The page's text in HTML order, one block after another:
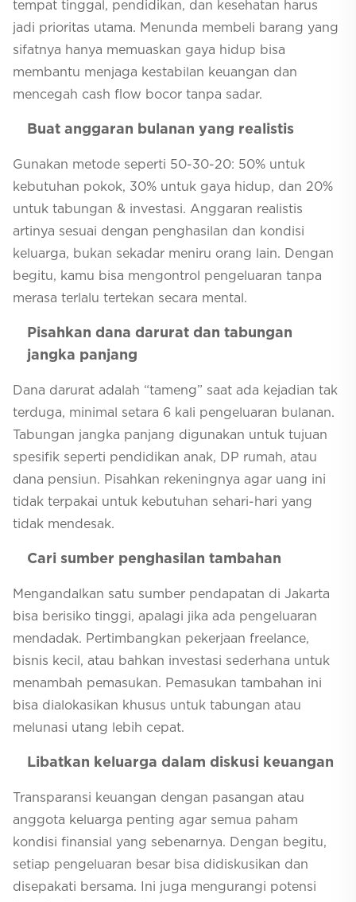
tempat tinggal, pendidikan, dan kesehatan harus
jadi prioritas utama. Menunda membeli barang yang
sifatnya hanya memuaskan gaya hidup bisa
membantu menjaga kestabilan keuangan dan
mencegah cash flow bocor tanpa sadar.
Buat anggaran bulanan yang realistis
Gunakan metode seperti 50-30-20: 50% untuk
kebutuhan pokok, 30% untuk gaya hidup, dan 20%
untuk tabungan & investasi. Anggaran realistis
artinya sesuai dengan penghasilan dan kondisi
keluarga, bukan sekadar meniru orang lain. Dengan
begitu, kamu bisa mengontrol pengeluaran tanpa
merasa terlalu tertekan secara mental.
Pisahkan dana darurat dan tabungan
jangka panjang
Dana darurat adalah “tameng” saat ada kejadian tak
terduga, minimal setara 6 kali pengeluaran bulanan.
Tabungan jangka panjang digunakan untuk tujuan
spesifik seperti pendidikan anak, DP rumah, atau
dana pensiun. Pisahkan rekeningnya agar uang ini
tidak terpakai untuk kebutuhan sehari-hari yang
tidak mendesak.
Cari sumber penghasilan tambahan
Mengandalkan satu sumber pendapatan di Jakarta
bisa berisiko tinggi, apalagi jika ada pengeluaran
mendadak. Pertimbangkan pekerjaan freelance,
bisnis kecil, atau bahkan investasi sederhana untuk
menambah pemasukan. Pemasukan tambahan ini
bisa dialokasikan khusus untuk tabungan atau
melunasi utang lebih cepat.
Libatkan keluarga dalam diskusi keuangan
Transparansi keuangan dengan pasangan atau
anggota keluarga penting agar semua paham
kondisi finansial yang sebenarnya. Dengan begitu,
setiap pengeluaran besar bisa didiskusikan dan
disepakati bersama. Ini juga mengurangi potensi